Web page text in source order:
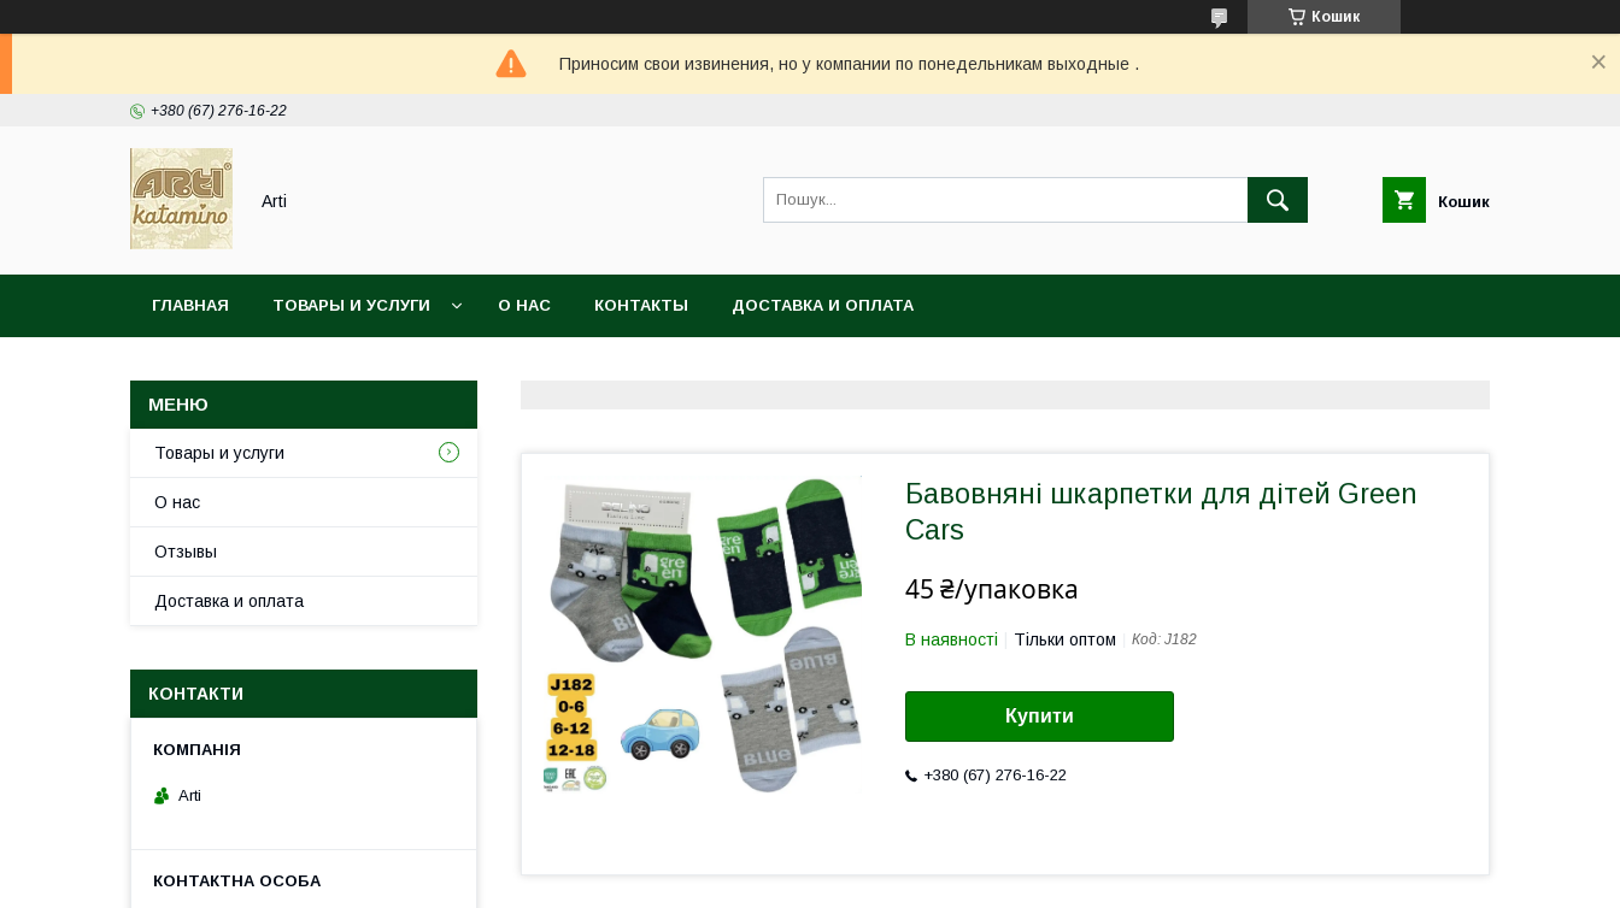
Кошик
Приносим свои извинения, но у компании по понедельникам выходные .
+380 (67) 276-16-22
Arti Кошик
ГЛАВНАЯ ТОВАРЫ И УСЛУГИ О НАС КОНТАКТЫ ДОСТАВКА И ОПЛАТА
Бавовняні шкарпетки для дітей Green
Cars
45 ₴/упаковка
В наявності Тільки оптом Код: J182
Купити
+380 (67) 276-16-22
Товары и услуги
О нас
Отзывы
Доставка и оплата
КОНТАКТИ
Arti